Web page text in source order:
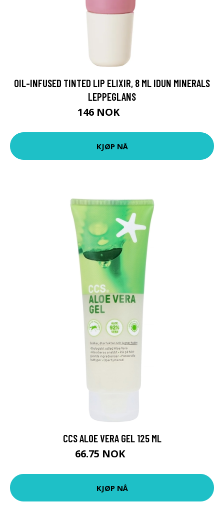
OIL-INFUSED TINTED LIP ELIXIR, 8 ML IDUN MINERALS
LEPPEGLANS
146 NOK
KJØP NÅ
CCS ALOE VERA GEL 125 ML
66.75 NOK
KJØP NÅ